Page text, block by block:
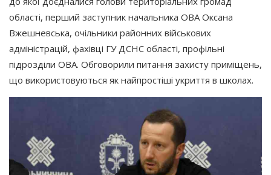
області, перший заступник начальника ОВА Оксана
Вжешневська, очільники районних військових
адміністрацій, фахівці ГУ ДСНС області, профільні
підрозділи ОВА. Обговорили питання захисту приміщень,
що використовуються як найпростіші укриття в школах.